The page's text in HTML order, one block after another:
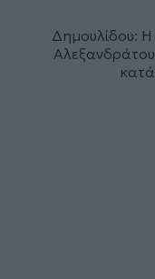
Δημουλίδου: